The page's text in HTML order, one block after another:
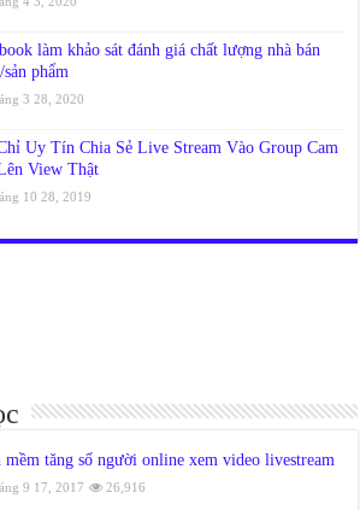
làm khảo sát đánh giá chất lượng nhà bán
sản phẩm
3 28, 2020
Uy Tín Chia Sẻ Live Stream Vào Group Cam
View Thật
10 28, 2019
mềm tăng số người online xem video livestream
9 17, 2017 26,916